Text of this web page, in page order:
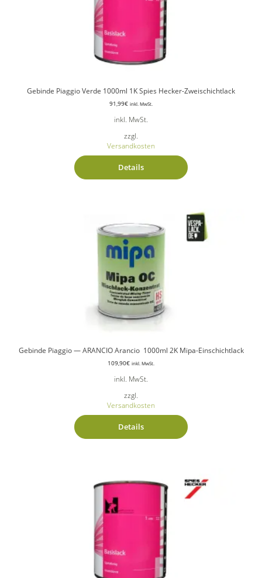
Gebinde Piaggio Verde 1000ml 1K Spies Hecker-Zweischichtlack
91,99€ inkl. MwSt.
inkl. MwSt.
zzgl.
Versandkosten
Details
Gebinde Piaggio — ARANCIO Arancio 1000ml 2K Mipa-Einschichtlack
109,90€ inkl. MwSt.
inkl. MwSt.
zzgl.
Versandkosten
Details